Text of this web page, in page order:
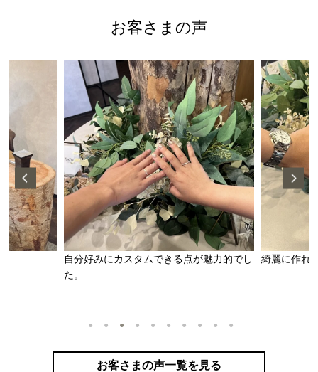
お客さまの声
自分好みにカスタムできる点が魅力的でし
た。
綺麗に作れ
1 2 3 4 5 6 7 8 9 10
お客さまの声一覧を見る